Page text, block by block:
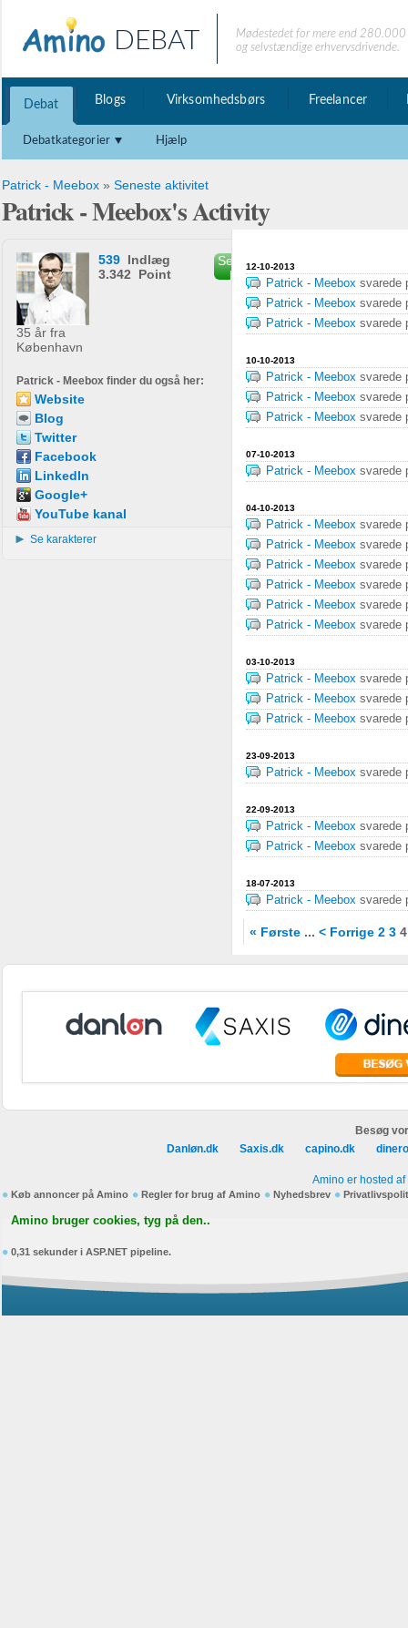
DEBAT
Mødestedet for mere end
og selvstændige erhvervsdrivende.
Debat Blogs Virksomhedsbørs Freelancer
Debatkategorier Hjælp
Patrick - Meebox » Seneste aktivitet
Patrick - Meebox's Activity
35 år fra
København
539 Indlæg
3.342 Point
Send privat
besked
Patrick - Meebox finder du også her:
Website
Blog
Twitter
Facebook
LinkedIn
Google+
YouTube kanal
Se karakterer
12-10-2013
Patrick - Meebox svarede
Patrick - Meebox svarede
Patrick - Meebox svarede
10-10-2013
Patrick - Meebox svarede
Patrick - Meebox svarede
Patrick - Meebox svarede
07-10-2013
Patrick - Meebox svarede
04-10-2013
Patrick - Meebox svarede
Patrick - Meebox svarede
Patrick - Meebox svarede
Patrick - Meebox svarede
Patrick - Meebox svarede
Patrick - Meebox svarede
03-10-2013
Patrick - Meebox svarede
Patrick - Meebox svarede
Patrick - Meebox svarede
23-09-2013
Patrick - Meebox svarede
22-09-2013
Patrick - Meebox svarede
Patrick - Meebox svarede
18-07-2013
Patrick - Meebox svarede
« Første ... < Forrige 2 3
Besøg
Danløn.dk
Saxis.dk capino.dk
Amino er hosted af
Køb annoncer på Amino Regler for brug af Amino Nyhedsbrev
Amino bruger cookies, tyg på den..
0,31 sekunder i ASP.NET pipeline.